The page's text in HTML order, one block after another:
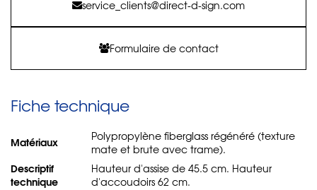
service_clients@direct-d-sign.com
Formulaire de contact
Fiche technique
Matériaux
Polypropylène fiberglass régénéré (texture
mate et brute avec trame).
Descriptif
technique
Hauteur d'assise de 45.5 cm. Hauteur
d'accoudoirs 62 cm.